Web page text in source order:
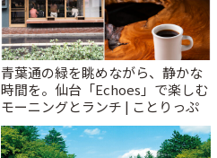
青葉通の緑を眺めながら、静かな
時間を。仙台「Echoes」で楽しむ
モーニングとランチ | ことりっぷ